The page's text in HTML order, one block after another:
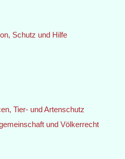
Schutz und Hilfe
Tier- und Artenschutz
und Völkerrecht